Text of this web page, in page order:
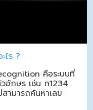
ไร ?
คือระบบที่
อักษร เช่น ก1234
ามารถค้นหาเลข